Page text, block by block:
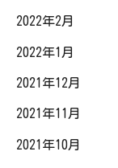
2022年2月
2022年1月
2021年12月
2021年11月
2021年10月